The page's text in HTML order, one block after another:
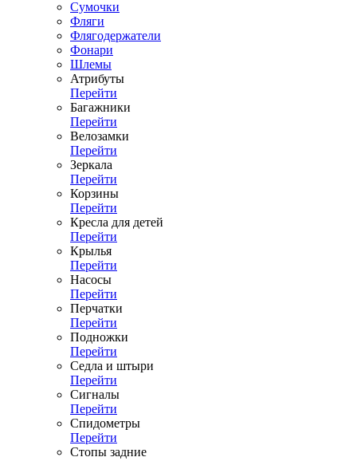
Сумочки
Фляги
Флягодержатели
Фонари
Шлемы
Атрибуты
Перейти
Багажники
Перейти
Велозамки
Перейти
Зеркала
Перейти
Корзины
Перейти
Кресла для детей
Перейти
Крылья
Перейти
Насосы
Перейти
Перчатки
Перейти
Подножки
Перейти
Седла и штыри
Перейти
Сигналы
Перейти
Спидометры
Перейти
Стопы задние